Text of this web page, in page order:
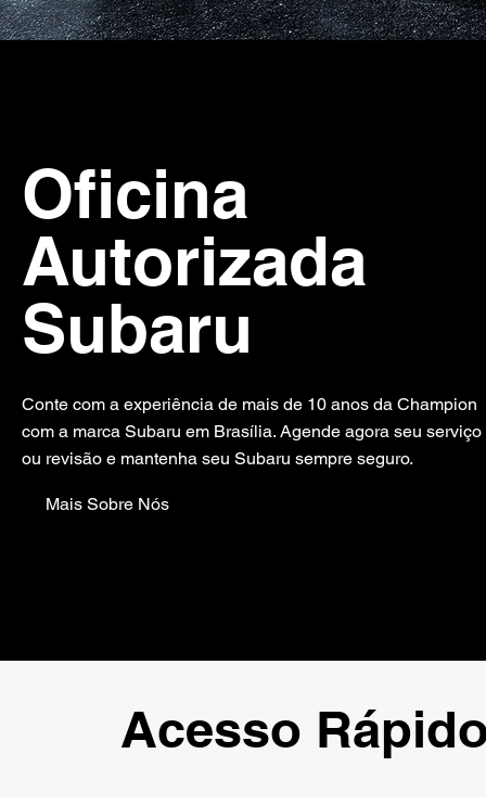
Oficina
Autorizada
Subaru
Conte com a experiência de mais de 10 anos da Champion
com a marca Subaru em Brasília. Agende agora seu serviço
ou revisão e mantenha seu Subaru sempre seguro.
Mais Sobre Nós
Acesso